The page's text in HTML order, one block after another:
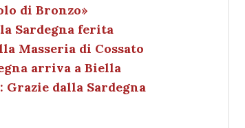
di
vi
di
di Bronzo»
Sardegna ferita
Masseria di Cossato
arriva a Biella
dalla Sardegna